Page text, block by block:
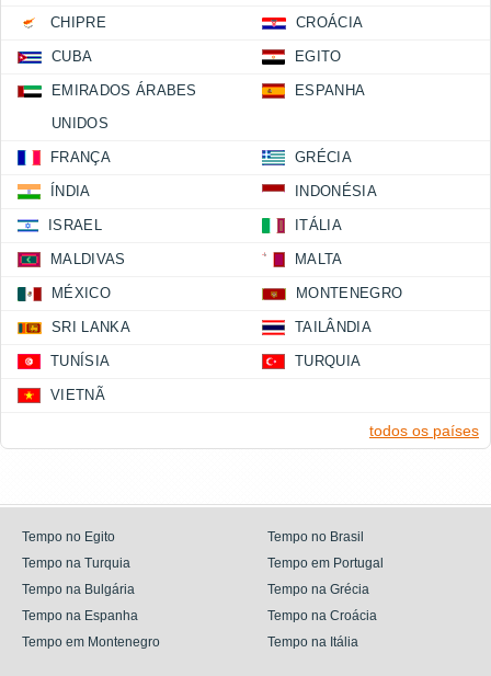
CHIPRE CROÁCIA
CUBA EGITO
EMIRADOS ÁRABES
UNIDOS
ESPANHA
FRANÇA GRÉCIA
ÍNDIA INDONÉSIA
ISRAEL ITÁLIA
MALDIVAS MALTA
MÉXICO MONTENEGRO
SRI LANKA TAILÂNDIA
TUNÍSIA TURQUIA
VIETNÃ
todos os países
Tempo no Egito
Tempo no Brasil
Tempo na Turquia
Tempo em Portugal
Tempo na Bulgária
Tempo na Grécia
Tempo na Espanha
Tempo na Croácia
Tempo em Montenegro
Tempo na Itália